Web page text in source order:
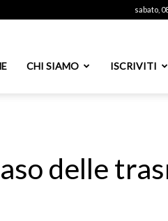
sabato,
CHI SIAMO ISCRIVITI
delle